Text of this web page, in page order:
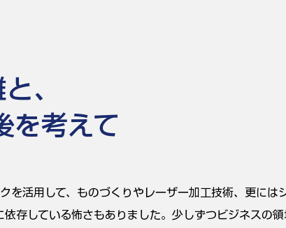
、
考えて
を活用して、ものづくりやレーザー加工技術、更には
存している怖さもありました。少しずつビジネスの